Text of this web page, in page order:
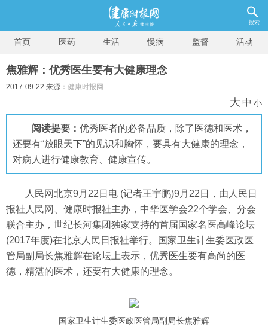
搜索
首页 医药 生活 慢病 监督 活动
焦雅辉：优秀医生要有大健康理念
2017-09-22 来源： 健康时报网
大 中 小
阅读提要： 优秀医者的必备品质，除了医德和医术，
还要有“放眼天下”的见识和胸怀，要具有大健康的理念，
对病人进行健康教育、健康宣传。
人民网北京9月22日电 (记者王宇鹏)9月22日，由人民日
报社人民网、健康时报社主办，中华医学会22个学会、分会
联合主办，世纪长河集团独家支持的首届国家名医高峰论坛
(2017年度)在北京人民日报社举行。国家卫生计生委医政医
管局副局长焦雅辉在论坛上表示，优秀医生要有高尚的医
德，精湛的医术，还要有大健康的理念。
国家卫生计生委医政医管局副局长焦雅辉